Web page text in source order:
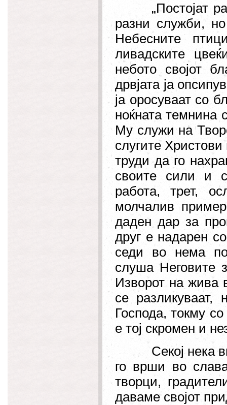
„Постојат
разни служби,
Небесните
ливадските
небото својот
дрвјата ја
ја оросуваат со
ноќната темнина
Му служи на
слугите Христови
труди да го
своите сили и
работа, трет,
молчалив
даден дар за
друг е надарен
седи во нема
слуша Неговите
Изворот на жива
се
Господа, токму
е тој скромен и
Секој нека
го врши во
творци,
даваме својот